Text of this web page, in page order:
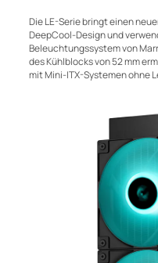
Die LE-Serie bringt einen
DeepCool-Design und
Beleuchtungssystem von
des Kühlblocks von 52 mm
mit Mini-ITX-Systemen ohne